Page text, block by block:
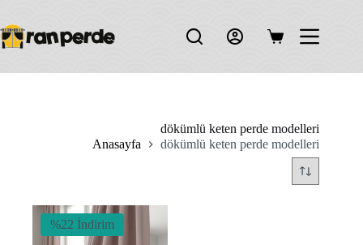
content
Shopping
dökümlü keten perde modelleri
Anasayfa
dökümlü keten perde modelleri
%22 İndirim